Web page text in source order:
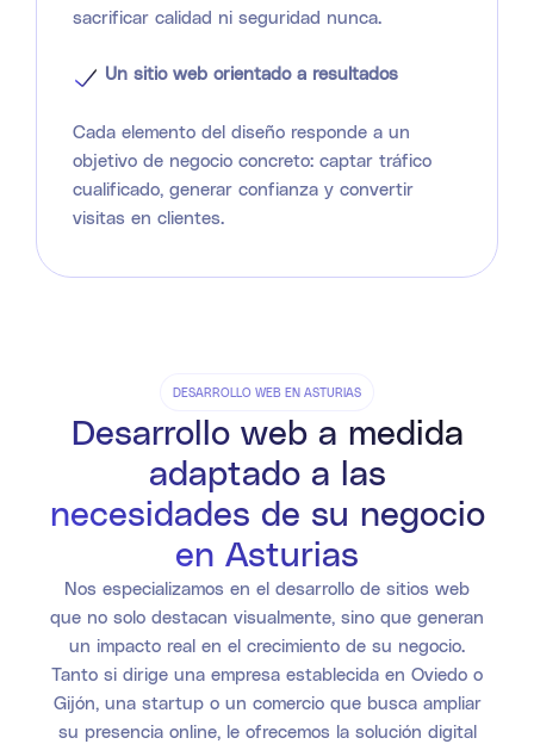
sacrificar calidad ni seguridad nunca.
Un sitio web orientado a resultados
Cada elemento del diseño responde a un
objetivo de negocio concreto: captar tráfico
cualificado, generar confianza y convertir
visitas en clientes.
DESARROLLO WEB EN ASTURIAS
Desarrollo web a medida
adaptado a las
necesidades de su negocio
en Asturias
Nos especializamos en el desarrollo de sitios web
que no solo destacan visualmente, sino que generan
un impacto real en el crecimiento de su negocio.
Tanto si dirige una empresa establecida en Oviedo o
Gijón, una startup o un comercio que busca ampliar
su presencia online, le ofrecemos la solución digital